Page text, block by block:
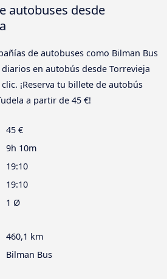
autobuses desde
de autobuses como Bilman Bus
en autobús desde Torrevieja
¡Reserva tu billete de autobús
a partir de 45 €!
45 €
9h 10m
19:10
19:10
1 Ø
460,1 km
Bilman Bus